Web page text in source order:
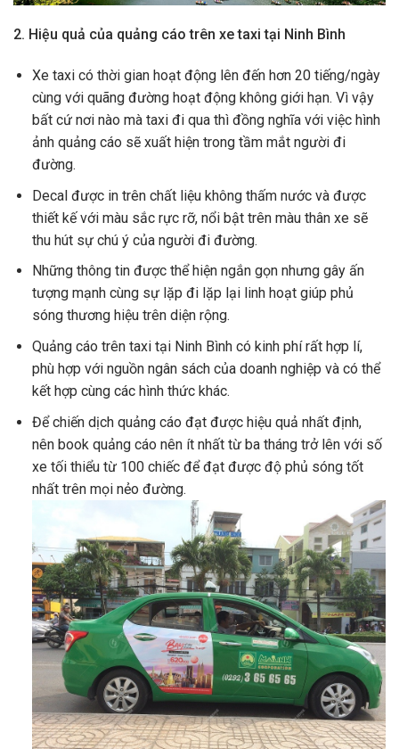
2. Hiệu quả của quảng cáo trên xe taxi tại Ninh Bình
Xe taxi có thời gian hoạt động lên đến hơn 20 tiếng/ngày
cùng với quãng đường hoạt động không giới hạn. Vì vậy
bất cứ nơi nào mà taxi đi qua thì đồng nghĩa với việc hình
ảnh quảng cáo sẽ xuất hiện trong tầm mắt người đi
đường.
Decal được in trên chất liệu không thấm nước và được
thiết kế với màu sắc rực rỡ, nổi bật trên màu thân xe sẽ
thu hút sự chú ý của người đi đường.
Những thông tin được thể hiện ngắn gọn nhưng gây ấn
tượng mạnh cùng sự lặp đi lặp lại linh hoạt giúp phủ
sóng thương hiệu trên diện rộng.
Quảng cáo trên taxi tại Ninh Bình có kinh phí rất hợp lí,
phù hợp với nguồn ngân sách của doanh nghiệp và có thể
kết hợp cùng các hình thức khác.
Để chiến dịch quảng cáo đạt được hiệu quả nhất định,
nên book quảng cáo nên ít nhất từ ba tháng trở lên với số
xe tối thiểu từ 100 chiếc để đạt được độ phủ sóng tốt
nhất trên mọi nẻo đường.